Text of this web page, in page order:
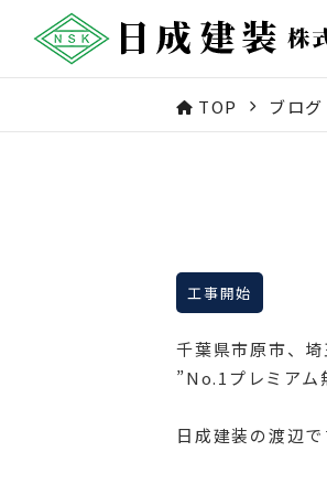
TOP ブログ
工事開始
千葉県市原市、
”No.1プレミア
日成建装の渡辺